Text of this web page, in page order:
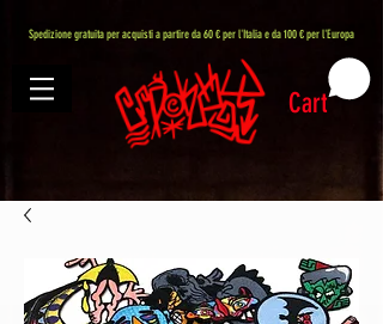
Spedizione gratuita per acquisti a partire da 60 € per l'Italia e da 100 € per l'Europa
Cart